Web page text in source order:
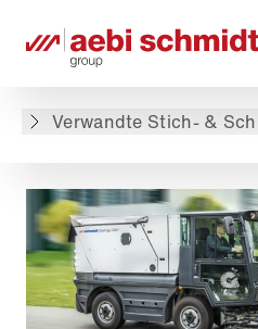
Verwandte Stich- &
#Nachhaltigkeit